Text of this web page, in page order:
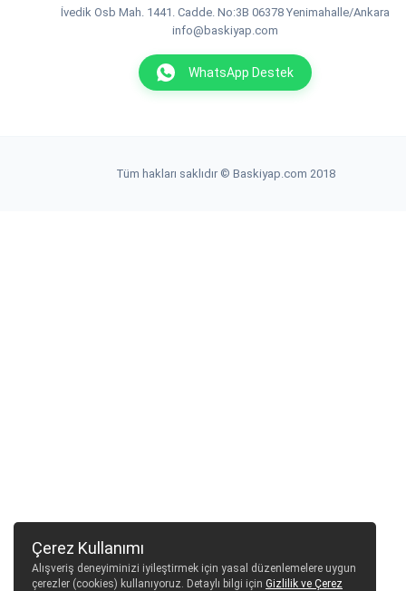
İvedik Osb Mah. 1441. Cadde. No:3B 06378 Yenimahalle/Ankara
info@baskiyap.com
WhatsApp Destek
Tüm hakları saklıdır © Baskiyap.com 2018
Çerez Kullanımı
Alışveriş deneyiminizi iyileştirmek için yasal düzenlemelere uygun
çerezler (cookies) kullanıyoruz. Detaylı bilgi için Gizlilik ve Çerez